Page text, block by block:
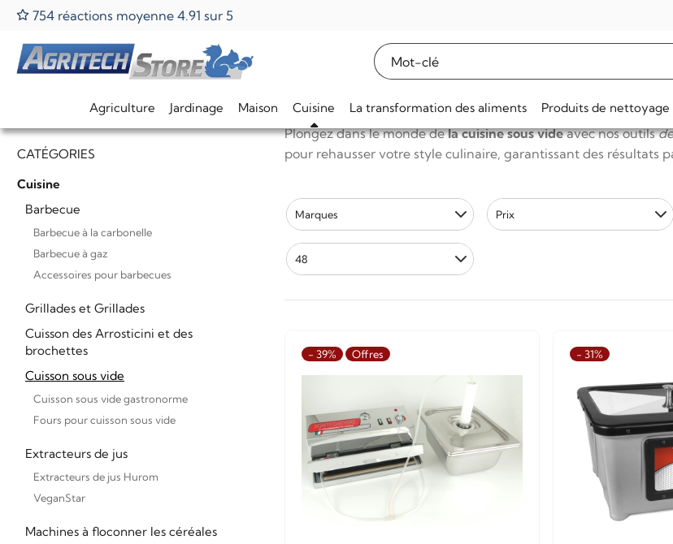
754 réactions moyenne 4.91 sur 5
Agriculture Jardinage Maison Cuisine La transformation des aliments Produits de nettoyage
Home Cuisine Cuisson sous vide
CATÉGORIES
Cuisine
Barbecue
Barbecue à la carbonelle
Barbecue à gaz
Accessoires pour barbecues
Grillades et Grillades
Cuisson des Arrosticini et des
brochettes
Cuisson sous vide
Cuisson sous vide gastronorme
Fours pour cuisson sous vide
Extracteurs de jus
Extracteurs de jus Hurom
VeganStar
Machines à floconner les céréales
La puissance de la cuisson sous
Cuisine sous vide - Créez des chefs-d'œuvre
Plongez dans le monde dela cuisine sous videavec nos outils
pour rehausser votre style culinaire, garantissant des résultats
Marques Prix
48
- 39% Offres - 31%